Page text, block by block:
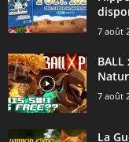
7 août
7 août
La